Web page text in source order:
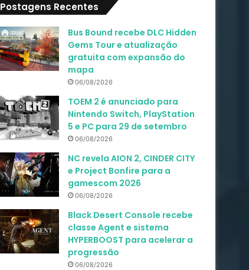
Postagens Recentes
Bus Bound recebe DLC Hidden
Gems Tour e atualização
gratuita com expansão do
mapa
06/08/2026
TOEM 2 é anunciado para
Nintendo Switch, PlayStation
5 e PC para 29 de setembro
06/08/2026
NC revela AION 2, CINDER CITY
e Project Bonfire para a
gamescom 2026
06/08/2026
Black Desert Console recebe
classe Agent e sistema
HYPERBOOST para acelerar a
progressão
06/08/2026